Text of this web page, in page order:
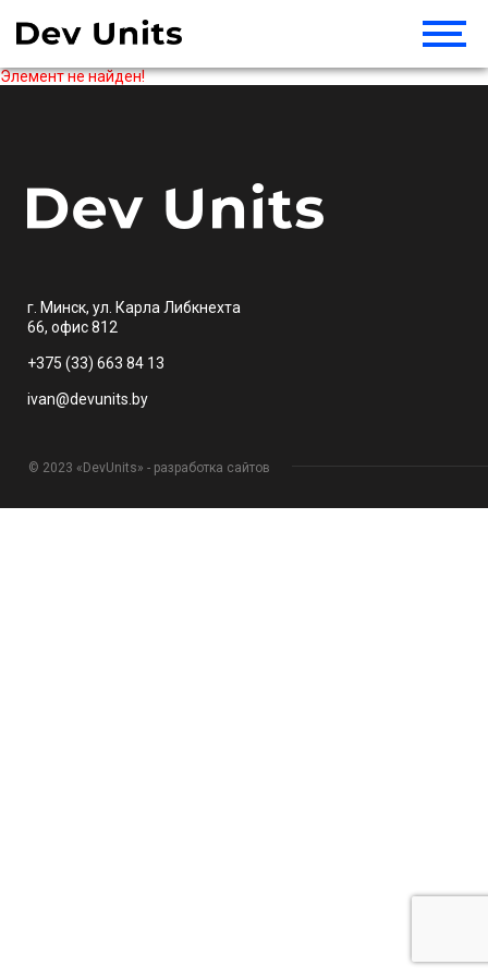
Элемент не найден!
г. Минск, ул. Карла Либкнехта
66, офис 812
+375 (33) 663 84 13
ivan@devunits.by
© 2023 «DevUnits» - разработка сайтов